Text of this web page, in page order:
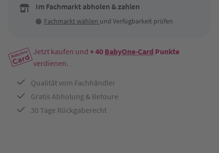
Im Fachmarkt abholen & zahlen
Fachmarkt wählen und Verfügbarkeit prüfen
Jetzt kaufen und + 40 BabyOne-Card Punkte
verdienen.
Qualität vom Fachhändler
Gratis Abholung & Retoure
30 Tage Rückgaberecht